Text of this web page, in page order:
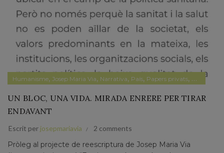
Humanisme, Josep Maria Via, Narrativa, País, Papers privats, Papers
UN BLOC, UNA VIDA. MIRADA ENRERE PER TIRAR
ENDAVANT
Escrit per josepmariavia 2 comments
Pròleg al projecte de reescriptura de Josep Maria Via